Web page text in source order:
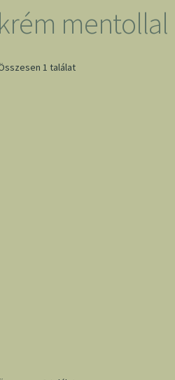
mentollal
1 találat